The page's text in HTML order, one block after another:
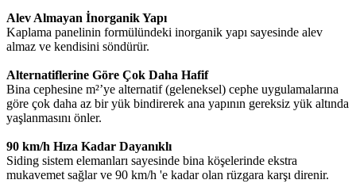
Alev Almayan İnorganik Yapı
Kaplama panelinin formülündeki inorganik yapı sayesinde alev
almaz ve kendisini söndürür.
Alternatiflerine Göre Çok Daha Hafif
Bina cephesine m²’ye alternatif (geleneksel) cephe uygulamalarına
göre çok daha az bir yük bindirerek ana yapının gereksiz yük altında
yaşlanmasını önler.
90 km/h Hıza Kadar Dayanıklı
Siding sistem elemanları sayesinde bina köşelerinde ekstra
mukavemet sağlar ve 90 km/h 'e kadar olan rüzgara karşı direnir.